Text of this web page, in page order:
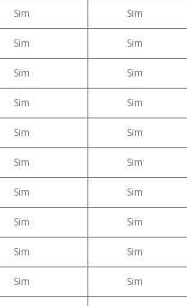
Sim Sim
Sim Sim
Sim Sim
Sim Sim
Sim Sim
Sim Sim
Sim Sim
Sim Sim
Sim Sim
Sim Sim